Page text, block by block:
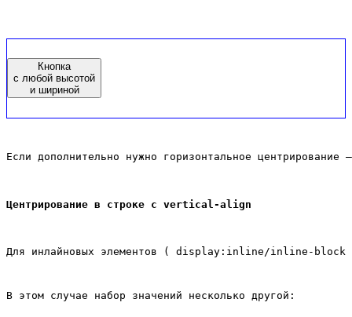
Кнопка
с любой высотой
и шириной
Если дополнительно нужно горизонтальное
Центрирование в строке с vertical-align
Для инлайновых элементов ( display:inline/inline-
В этом случае набор значений несколько другой: